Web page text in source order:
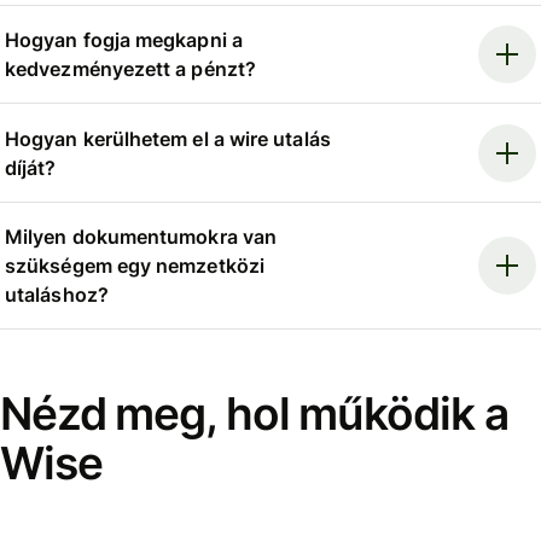
Hogyan fogja megkapni a
kedvezményezett a pénzt?
Hogyan kerülhetem el a wire utalás
díját?
Milyen dokumentumokra van
szükségem egy nemzetközi
utaláshoz?
Nézd meg, hol működik a
Wise